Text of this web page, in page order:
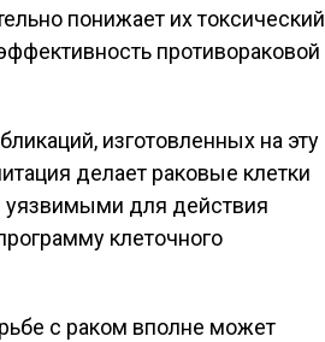
понижает их токсический
противораковой
изготовленных на эту
делает раковые клетки
для действия
клеточного
с раком вполне может